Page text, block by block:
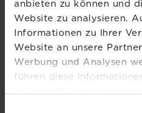
anbieten zu können und
Website zu analysieren.
Informationen zu Ihrer
Website an unsere
Werbung und Analysen
führen diese
weiteren Daten
Substral Grundstoff
NEU